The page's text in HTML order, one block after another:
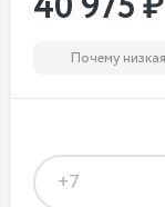
Почему